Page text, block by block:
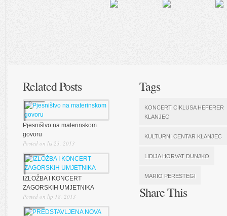
Related Posts
Pjesništvo na materinskom
govoru
Posted on lis 23, 2013
IZLOŽBA I KONCERT
ZAGORSKIH UMJETNIKA
Posted on lip 18, 2013
Tags
KONCERT CIKLUSA HEFERER
KLANJEC
KULTURNI CENTAR KLANJEC
LIDIJA HORVAT DUNJKO
MARIO PERESTEGI
Share This